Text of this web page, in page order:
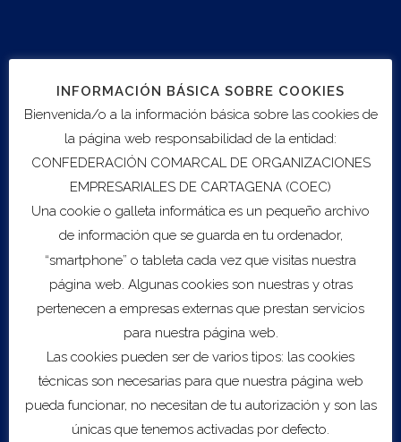
euros cada año. Tiene una gran estabilidad política, una
clase media significativa y el idioma oficial es el inglés.
Nigeria es el país número 1 en la región occidental de
considerando por la calidad, el precio competitivo y la
cercanía geográfica que facilita las cuestiones logísticas.
Promueve las oportunidades de negocio en estos dos
interesantes mercados africanos de la mano del INFO y
el consultor especializado en destino.
Empresas exportadoras de la Región
interesadas en ambos mercados.
Coste:1.600 € más IVA si se participa en los dos países.
900 € más IVA si se participa únicamente en uno de los
INFORMACIÓN BÁSICA SOBRE COOKIES
Bienvenida/o a la información básica sobre las cookies de
la página web responsabilidad de la entidad:
CONFEDERACIÓN COMARCAL DE ORGANIZACIONES
EMPRESARIALES DE CARTAGENA (COEC)
Una cookie o galleta informática es un pequeño archivo
de información que se guarda en tu ordenador,
“smartphone” o tableta cada vez que visitas nuestra
página web. Algunas cookies son nuestras y otras
pertenecen a empresas externas que prestan servicios
para nuestra página web.
Las cookies pueden ser de varios tipos: las cookies
técnicas son necesarias para que nuestra página web
pueda funcionar, no necesitan de tu autorización y son las
únicas que tenemos activadas por defecto.